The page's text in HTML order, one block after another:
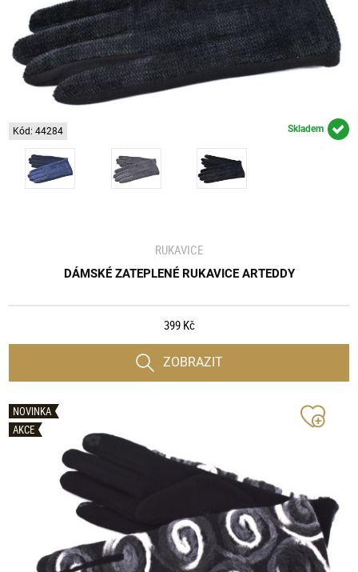
Kód: 44284 Skladem
RUKAVICE
DÁMSKÉ ZATEPLENÉ RUKAVICE ARTEDDY
399 Kč
ZOBRAZIT
NOVINKA
AKCE